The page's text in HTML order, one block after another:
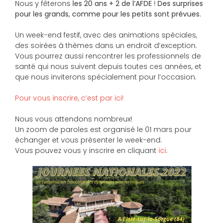
Nous y fêterons les 20 ans + 2 de l’AFDE ! Des surprises
pour les grands, comme pour les petits sont prévues.
Un week-end festif, avec des animations spéciales,
des soirées à thèmes dans un endroit d’exception.
Vous pourrez aussi rencontrer les professionnels de
santé qui nous suivent depuis toutes ces années, et
que nous inviterons spécialement pour l’occasion.
Pour vous inscrire, c’est par ici!
Nous vous attendons nombreux!
Un zoom de paroles est organisé le 01 mars pour
échanger et vous présenter le week-end.
Vous pouvez vous y inscrire en cliquant ici.